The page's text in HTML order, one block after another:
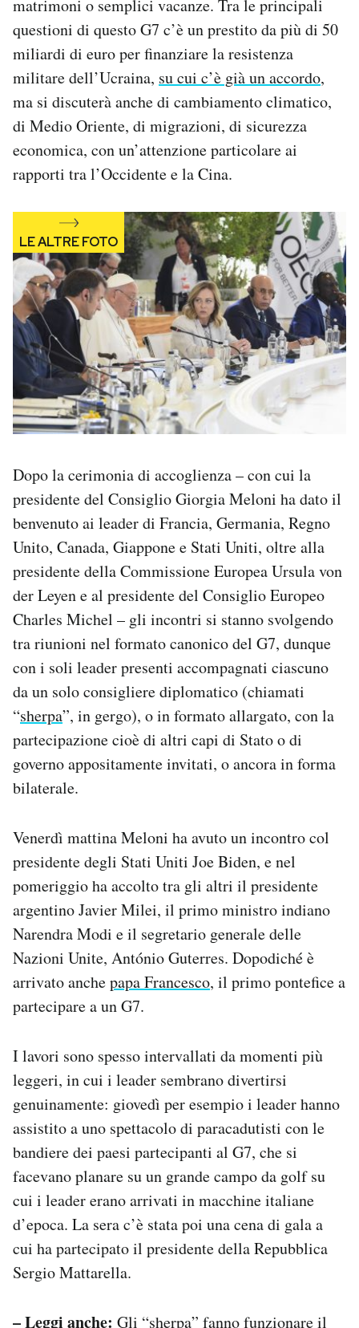
matrimoni o semplici vacanze. Tra le principali
questioni di questo G7 c’è un prestito da più di 50
miliardi di euro per finanziare la resistenza
militare dell’Ucraina, su cui c’è già un accordo,
ma si discuterà anche di cambiamento climatico,
di Medio Oriente, di migrazioni, di sicurezza
economica, con un’attenzione particolare ai
rapporti tra l’Occidente e la Cina.
Dopo la cerimonia di accoglienza – con cui la
presidente del Consiglio Giorgia Meloni ha dato il
benvenuto ai leader di Francia, Germania, Regno
Unito, Canada, Giappone e Stati Uniti, oltre alla
presidente della Commissione Europea Ursula von
der Leyen e al presidente del Consiglio Europeo
Charles Michel – gli incontri si stanno svolgendo
tra riunioni nel formato canonico del G7, dunque
con i soli leader presenti accompagnati ciascuno
da un solo consigliere diplomatico (chiamati
“sherpa”, in gergo), o in formato allargato, con la
partecipazione cioè di altri capi di Stato o di
governo appositamente invitati, o ancora in forma
bilaterale.
Venerdì mattina Meloni ha avuto un incontro col
presidente degli Stati Uniti Joe Biden, e nel
pomeriggio ha accolto tra gli altri il presidente
argentino Javier Milei, il primo ministro indiano
Narendra Modi e il segretario generale delle
Nazioni Unite, António Guterres. Dopodiché è
arrivato anchepapa Francesco, il primo pontefice a
partecipare a un G7.
I lavori sono spesso intervallati da momenti più
leggeri, in cui i leader sembrano divertirsi
genuinamente: giovedì per esempio i leader hanno
assistito a uno spettacolo di paracadutisti con le
bandiere dei paesi partecipanti al G7, che si
facevano planare su un grande campo da golf su
cui i leader erano arrivati in macchine italiane
d’epoca. La sera c’è stata poi una cena di gala a
cui ha partecipato il presidente della Repubblica
Sergio Mattarella.
– Leggi anche: Gli “sherpa” fanno funzionare il